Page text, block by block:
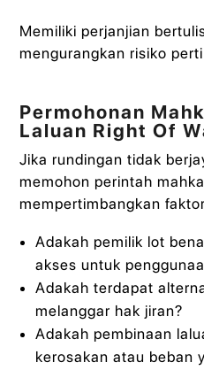
Memiliki perjanjian
mengurangkan risiko
Permohonan
Laluan Right Of
Jika rundingan tidak
memohon perintah
mempertimbangkan
Adakah pemilik lot
akses untuk
Adakah terdapat
melanggar hak jiran?
Adakah pembinaan
kerosakan atau beban